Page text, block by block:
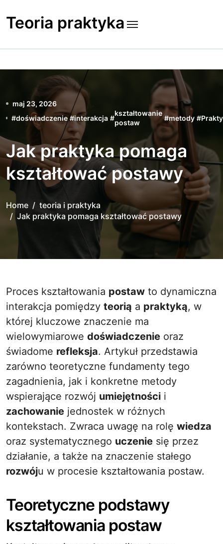
to
content
Teoria praktyka
maj 23, 2026
#doświadczenie #interakcja #
kształtowanie
postaw
#metody #
Jak praktyka pomaga
kształtować postawy
Home
teoria i praktyka
Jak praktyka pomaga kształtować postawy
Proces kształtowania postaw to dynamiczna
interakcja pomiędzy teorią a praktyką, w
której kluczowe znaczenie ma
wielowymiarowe doświadczenie oraz
świadome refleksja. Artykuł przedstawia
zarówno teoretyczne fundamenty tego
zagadnienia, jak i konkretne metody
wspierające rozwój umiejętności i
zachowanie jednostek w różnych
kontekstach. Zwraca uwagę na rolę wiedza
oraz systematycznego uczenie się przez
działanie, a także na znaczenie stałego
rozwóju w procesie kształtowania postaw.
Teoretyczne podstawy
kształtowania postaw